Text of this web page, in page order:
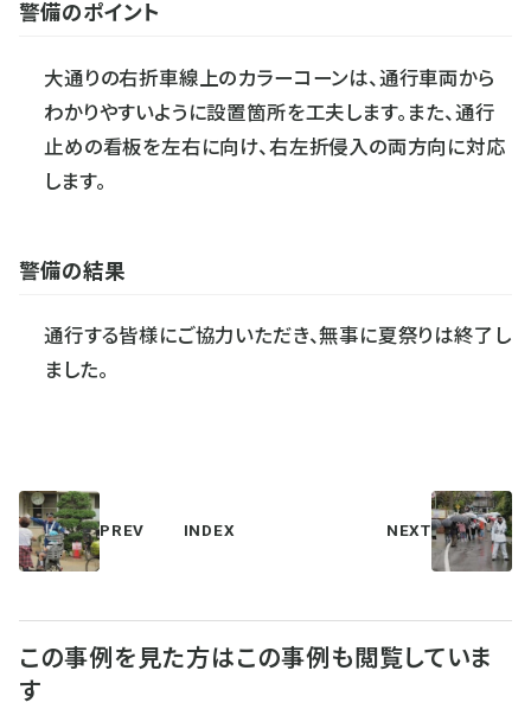
警備のポイント
大通りの右折車線上のカラーコーンは、通行車両から
わかりやすいように設置箇所を工夫します。また、通行
止めの看板を左右に向け、右左折侵入の両方向に対応
します。
警備の結果
通行する皆様にご協力いただき、無事に夏祭りは終了し
ました。
PREV INDEX NEXT
この事例を見た方はこの事例も閲覧していま
す